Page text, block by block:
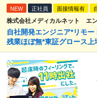
NEW 正社員 面接情報有
株式会社メディカルネット エ
自社開発エンジニア*リモ
残業ほぼ無*東証グロース上